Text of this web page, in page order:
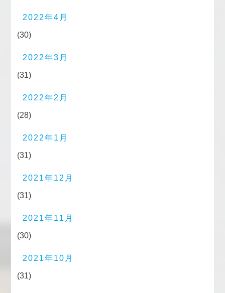
2022年4月
(30)
2022年3月
(31)
2022年2月
(28)
2022年1月
(31)
2021年12月
(31)
2021年11月
(30)
2021年10月
(31)